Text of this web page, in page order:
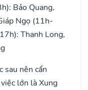
Bảo Quang,
Ngọ (11h-
Thanh Long,
sau nên cẩn
lớn là Xung